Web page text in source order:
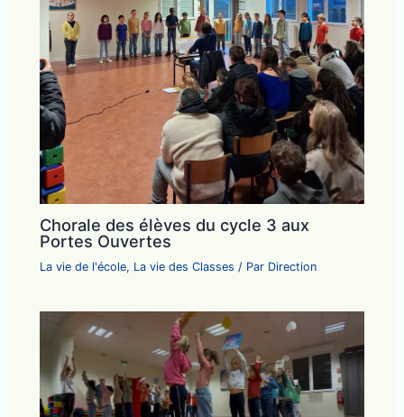
Chorale des élèves du cycle 3 aux
Portes Ouvertes
La vie de l'école, La vie des Classes / Par Direction